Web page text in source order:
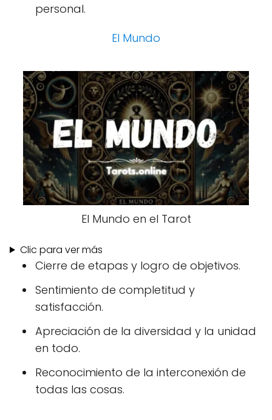
personal.
El Mundo
El Mundo en el Tarot
Clic para ver más
Cierre de etapas y logro de objetivos.
Sentimiento de completitud y
satisfacción.
Apreciación de la diversidad y la unidad
en todo.
Reconocimiento de la interconexión de
todas las cosas.